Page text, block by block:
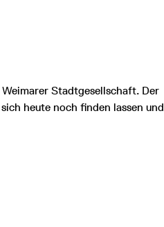
Stadtgesellschaft. Der
heute noch finden lassen und